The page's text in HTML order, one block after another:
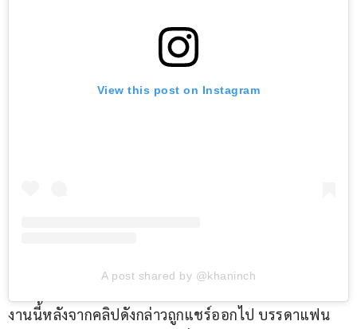
View this post on Instagram
A post shared by @khaninch
งานนี้หลังจากคลิปดังกล่าวถูกแชร์ออกไป บรรดาแฟน